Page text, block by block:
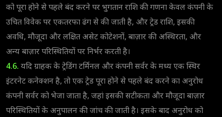
को पूरा होने से पहले बंद करने पर भुगतान राशि की गणना केवल कंपनी के
उचित विवेक पर एकतरफा ढंग से की जाती है, और ट्रेड राशि, इसकी
अवधि, मौजूदा और लक्षित असेट कोटेशनों, बाज़ार की अस्थिरता, और
अन्य बाज़ार परिस्थितियों पर निर्भर करती है।
4.6. यदि ग्राहक के ट्रेडिंग टर्मिनल और कंपनी सर्वर के मध्य एक स्थिर
इंटरनेट कनेक्शन है, तो एक ट्रेड पूरा होने से पहले बंद करने का अनुरोध
कंपनी सर्वर को भेजा जाता है, जहां इसकी सटीकता और मौजूदा बाज़ार
परिस्थितियों के अनुपालन की जांच की जाती है। इसके बाद अनुरोध को